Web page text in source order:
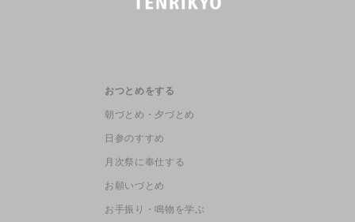
おつとめをする
朝づとめ・夕づとめ
日参のすすめ
月次祭に奉仕する
お願いづとめ
お手振り・鳴物を学ぶ